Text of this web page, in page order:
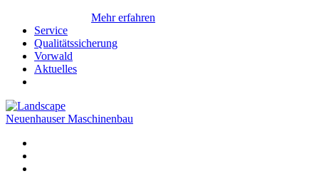
Mehr erfahren
Service
Qualitätssicherung
Vorwald
Aktuelles
Neuenhauser Maschinenbau